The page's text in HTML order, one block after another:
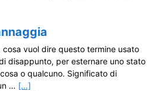
vuol dire questo termine usato
disappunto, per esternare uno stato
o qualcuno. Significato di
… […]